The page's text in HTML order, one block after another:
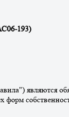
193)
являются
форм